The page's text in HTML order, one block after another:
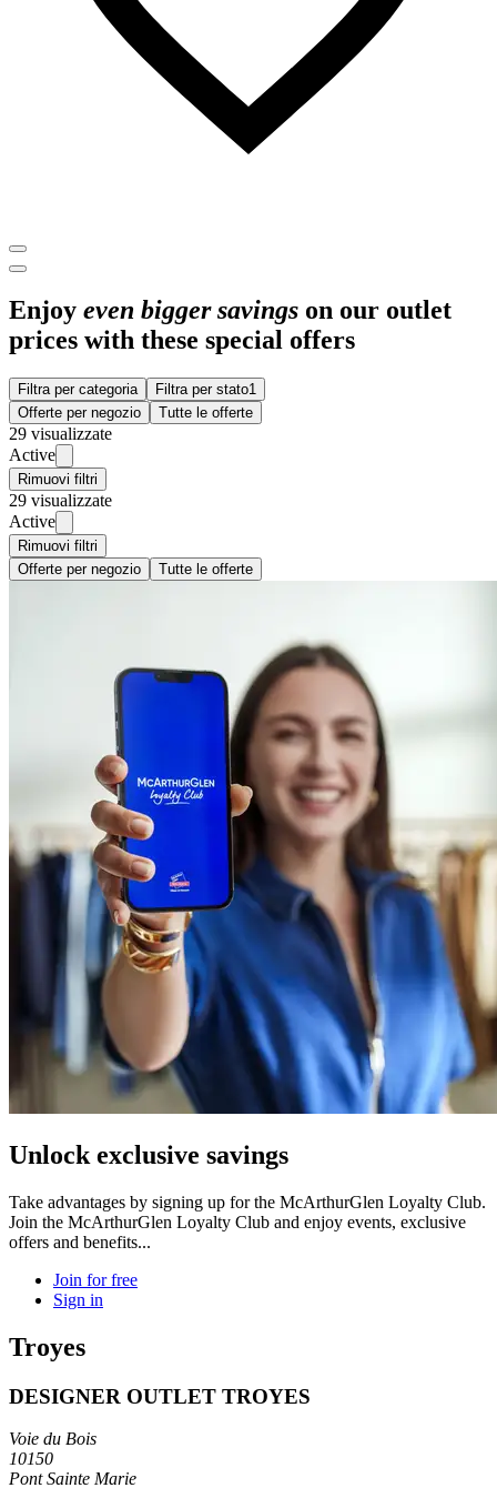
Enjoy even bigger savings on our outlet
prices with these special offers
Filtra per categoria Filtra per stato1
Offerte per negozio
Tutte le offerte
29 visualizzate
Active
Rimuovi filtri
29 visualizzate
Active
Rimuovi filtri
Offerte per negozio
Tutte le offerte
Unlock exclusive savings
Take advantages by signing up for the McArthurGlen Loyalty Club.
Join the McArthurGlen Loyalty Club and enjoy events, exclusive
offers and benefits...
Join for free
Sign in
Troyes
DESIGNER OUTLET TROYES
Voie du Bois
10150
Pont Sainte Marie